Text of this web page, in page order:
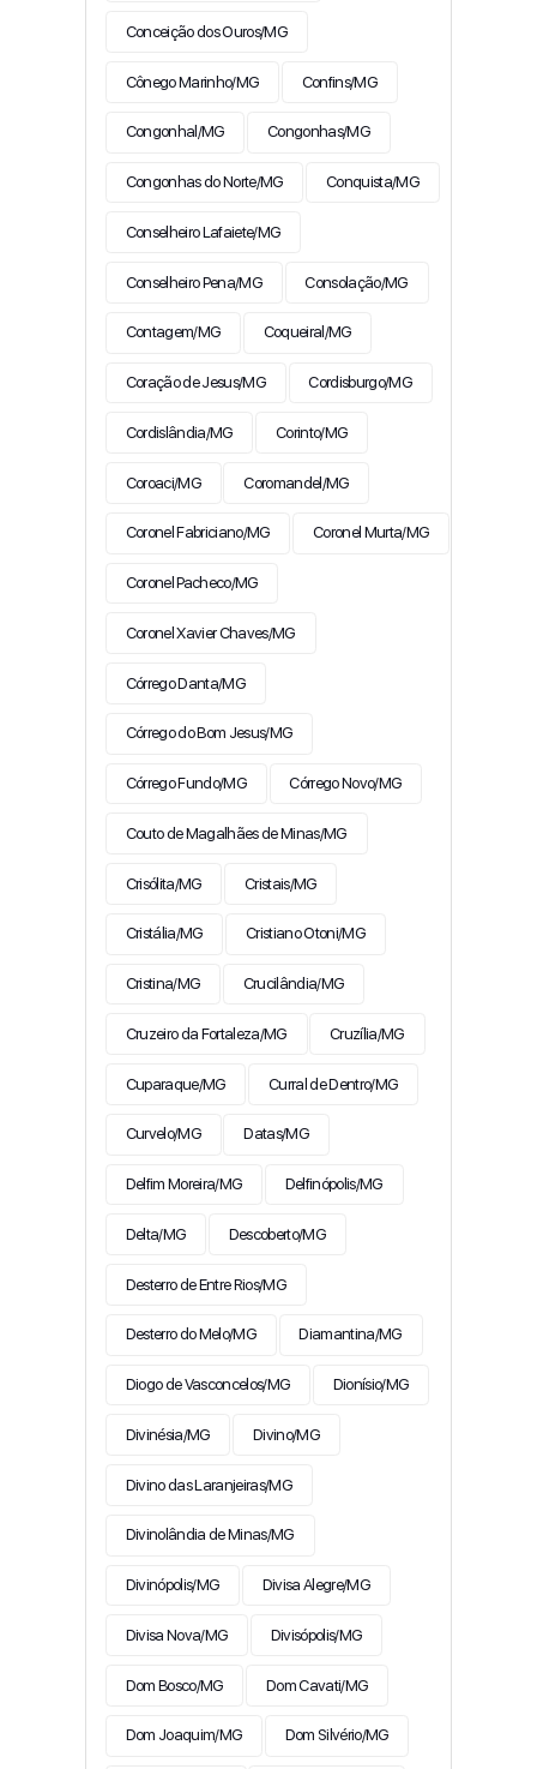
Conceição dos Ouros/MG
Cônego Marinho/MG Confins/MG
Congonhal/MG Congonhas/MG
Congonhas do Norte/MG Conquista/MG
Conselheiro Lafaiete/MG
Conselheiro Pena/MG Consolação/MG
Contagem/MG Coqueiral/MG
Coração de Jesus/MG Cordisburgo/MG
Cordislândia/MG Corinto/MG
Coroaci/MG Coromandel/MG
Coronel Fabriciano/MG Coronel Murta/MG
Coronel Pacheco/MG
Coronel Xavier Chaves/MG
Córrego Danta/MG
Córrego do Bom Jesus/MG
Córrego Fundo/MG Córrego Novo/MG
Couto de Magalhães de Minas/MG
Crisólita/MG Cristais/MG
Cristália/MG Cristiano Otoni/MG
Cristina/MG Crucilândia/MG
Cruzeiro da Fortaleza/MG Cruzília/MG
Cuparaque/MG Curral de Dentro/MG
Curvelo/MG Datas/MG
Delfim Moreira/MG Delfinópolis/MG
Delta/MG Descoberto/MG
Desterro de Entre Rios/MG
Desterro do Melo/MG Diamantina/MG
Diogo de Vasconcelos/MG Dionísio/MG
Divinésia/MG Divino/MG
Divino das Laranjeiras/MG
Divinolândia de Minas/MG
Divinópolis/MG Divisa Alegre/MG
Divisa Nova/MG Divisópolis/MG
Dom Bosco/MG Dom Cavati/MG
Dom Joaquim/MG Dom Silvério/MG